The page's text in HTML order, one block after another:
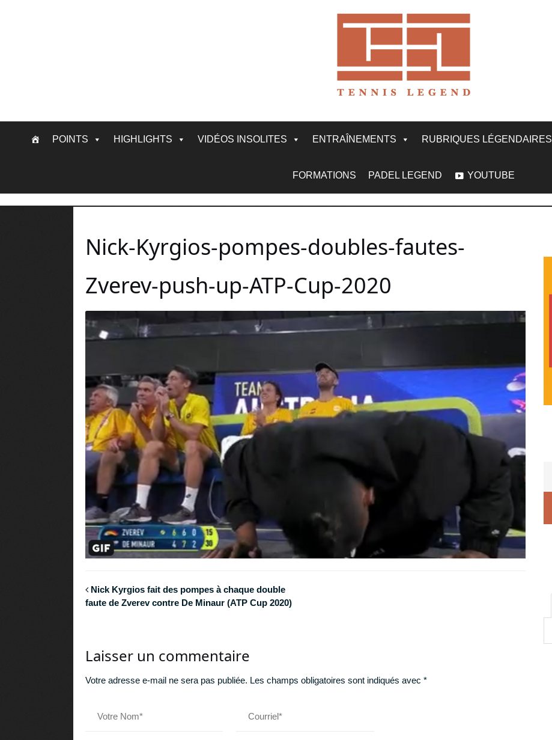
POINTS HIGHLIGHTS VIDÉOS INSOLITES ENTRAÎNEMENTS RUBRIQUES LÉGENDAIRES
FORMATIONS PADEL LEGEND YOUTUBE
Nick-Kyrgios-pompes-doubles-fautes-
Zverev-push-up-ATP-Cup-2020
Nick Kyrgios fait des pompes à chaque double
faute de Zverev contre De Minaur (ATP Cup 2020)
Laisser un commentaire
Votre adresse e-mail ne sera pas publiée. Les champs obligatoires sont indiqués avec *